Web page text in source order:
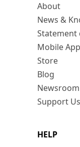
About
News &
Statement
Mobile App
Store
Blog
Newsroom
Support Us
HELP